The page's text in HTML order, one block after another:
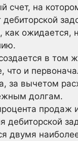
счет, на
дебиторской
как ожидается,
в том
что и
за вычетом
долгам.
продаж
дебиторской
двумя